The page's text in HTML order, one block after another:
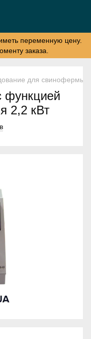
переменную цену.
заказа.
для свинофермы
функцией
2,2 кВт